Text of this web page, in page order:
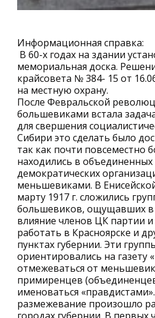
Информационная справка:
В 60-х годах на здании
мемориальная доска.
крайсовета № 384- 15 от
на местную охрану.
После Февральской
большевиками встала
для свершения
Сибири это сделать было
так как почти повсеместно
находились в объединенных
демократических
меньшевиками. В
марту 1917 г. сложились
большевиков, ощущавших в
влияние членов ЦК партии и
работать в Красноярске и
пунктах губернии. Эти
ориентировались на газету
отмежеваться от
примиренцев
именоваться
размежевание произошло